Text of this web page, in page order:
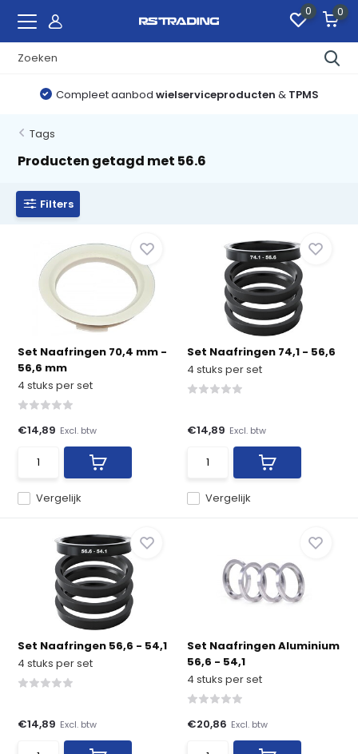
0 0
Compleet aanbod wielserviceproducten & TPMS
Tags
Producten getagd met 56.6
Filters
Set Naafringen 70,4 mm -
56,6 mm
4 stuks per set
Vergelijk
€14,89 Excl. btw
Set Naafringen 74,1 - 56,6
4 stuks per set
Vergelijk
€14,89 Excl. btw
Set Naafringen 56,6 - 54,1
4 stuks per set
€14,89 Excl. btw
Set Naafringen Aluminium
56,6 - 54,1
4 stuks per set
€20,86 Excl. btw